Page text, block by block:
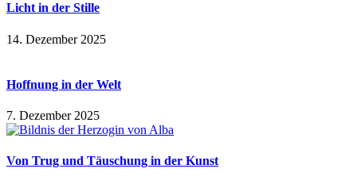
Licht in der Stille
14. Dezember 2025
Hoffnung in der Welt
7. Dezember 2025
Von Trug und Täuschung in der Kunst